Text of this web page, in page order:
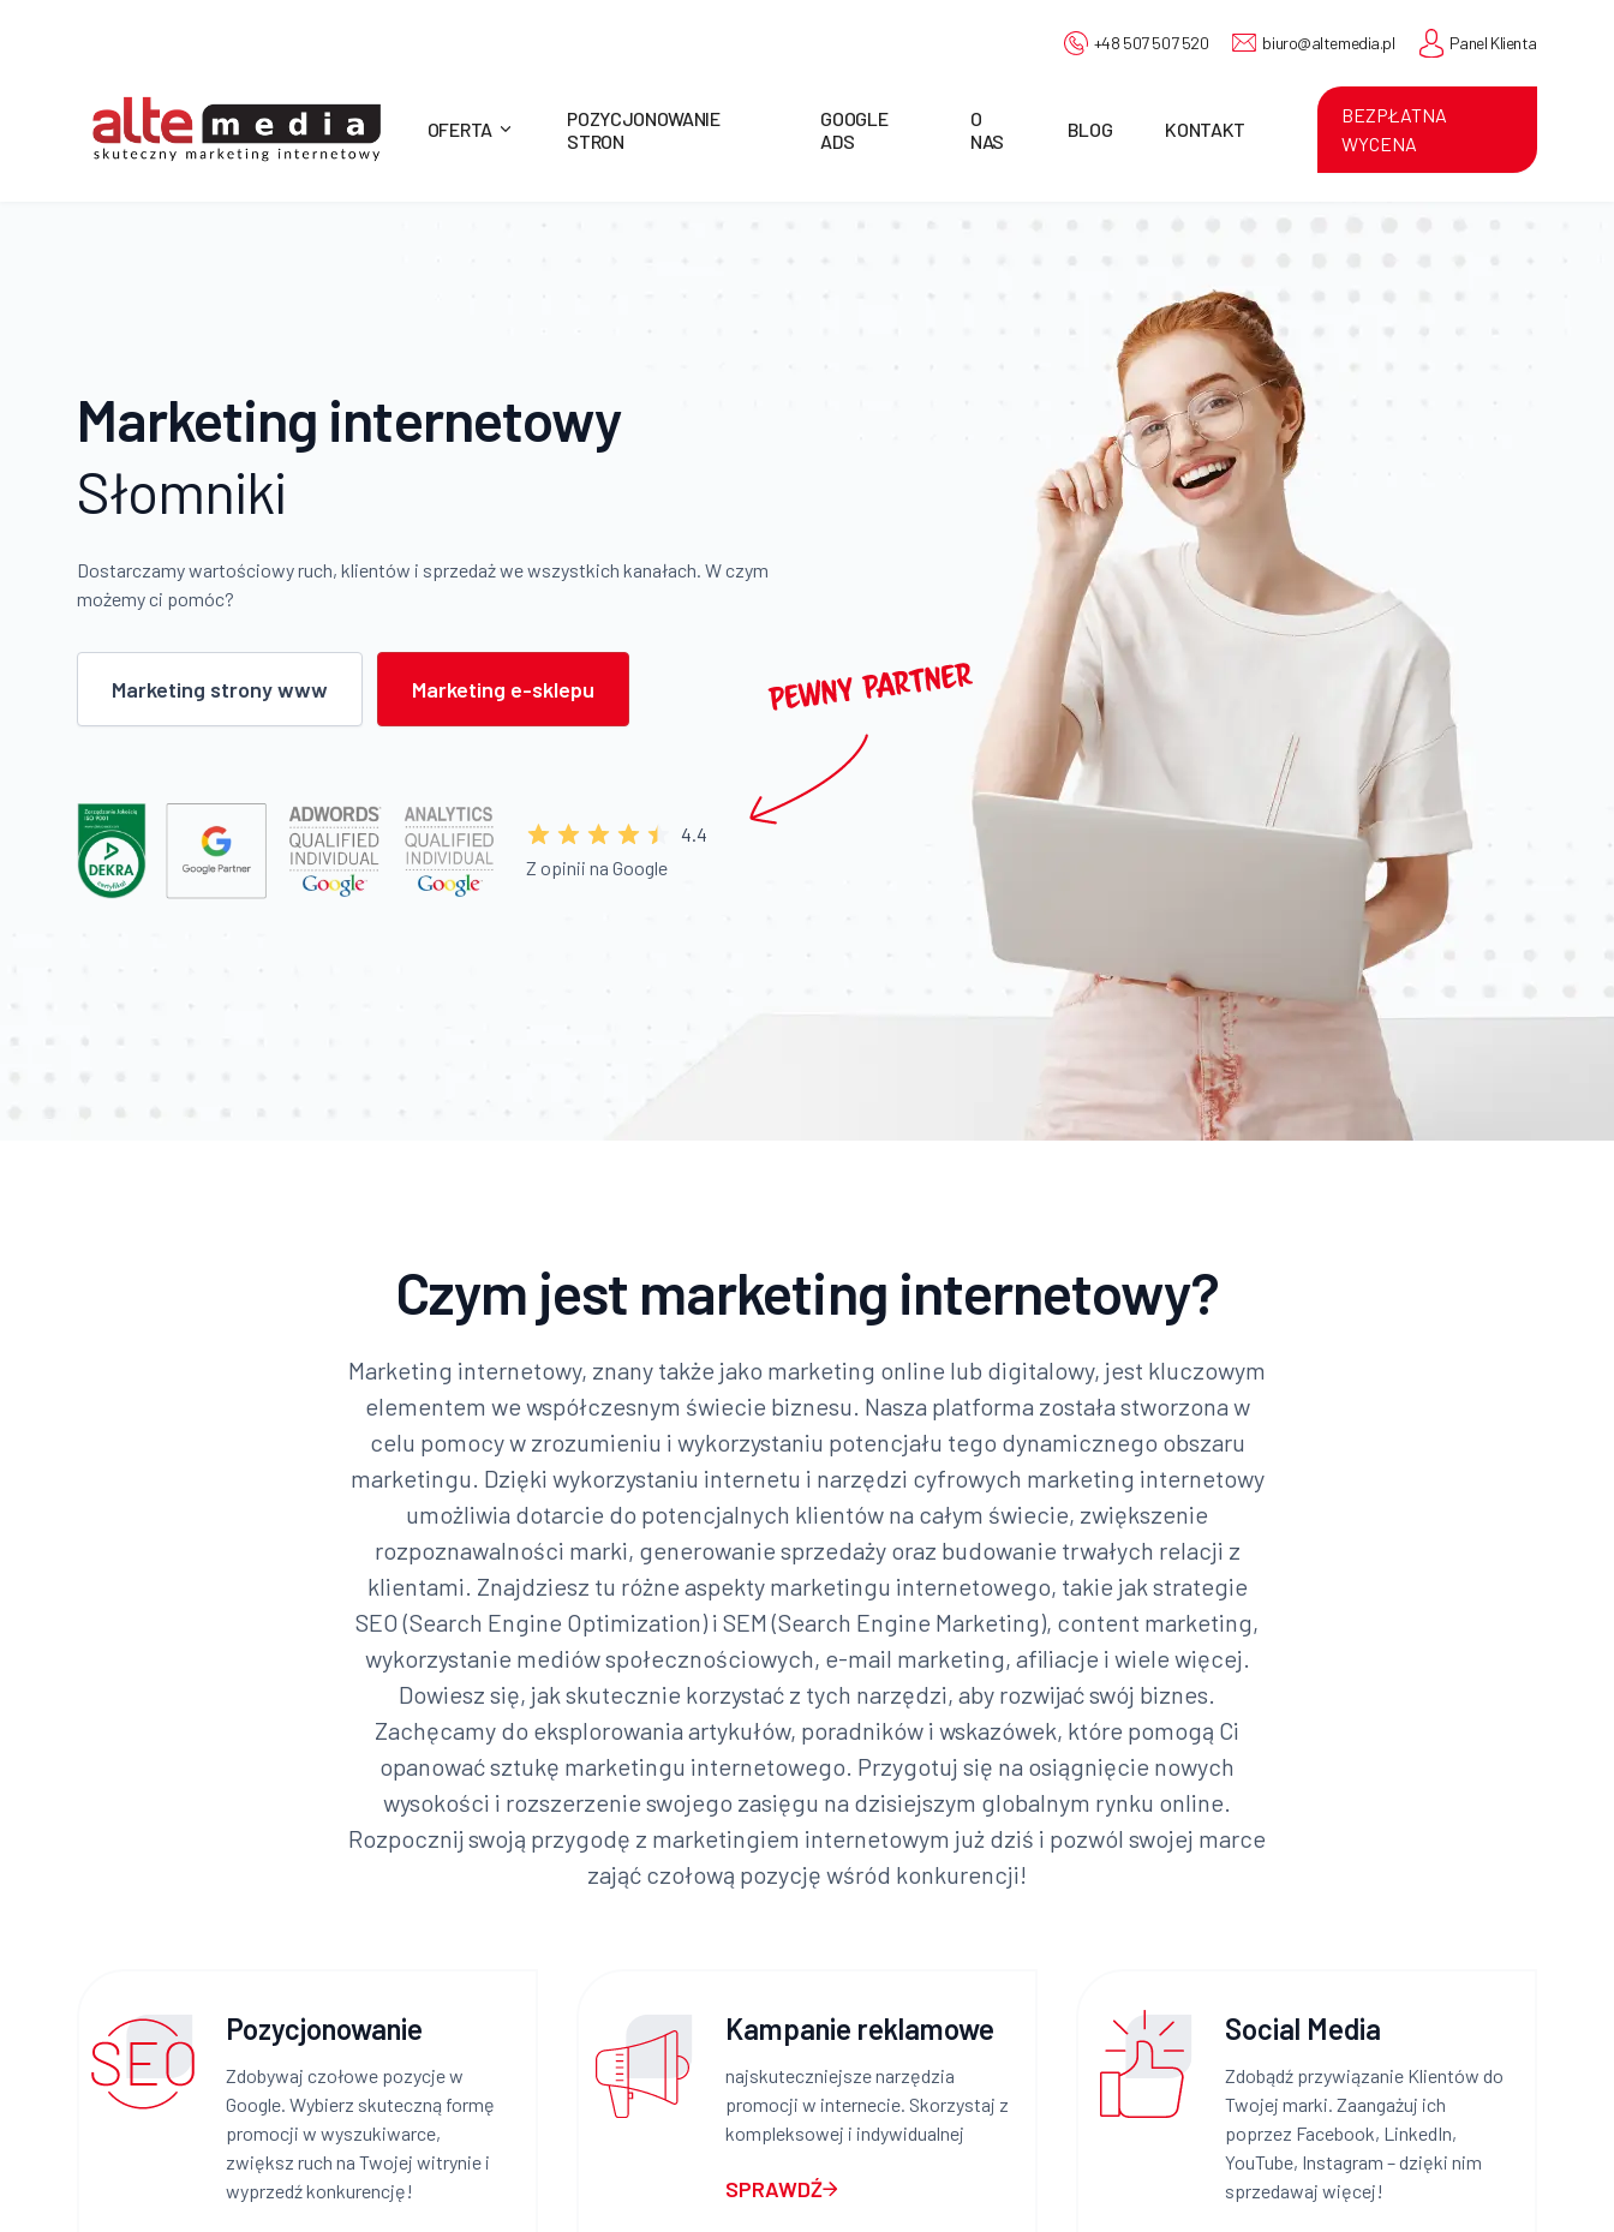
+48 507 507 520 biuro@altemedia.pl Panel Klienta
OFERTA
POZYCJONOWANIE
STRON
GOOGLE
ADS
O
NAS
BLOG KONTAKT
BEZPŁATNA
WYCENA
Marketing internetowy
Słomniki
Dostarczamy wartościowy ruch, klientów i sprzedaż we wszystkich kanałach. W czym
możemy ci pomóc?
Marketing strony www Marketing e-sklepu
4.4
Z opinii na Google
Czym jest marketing internetowy?
Marketing internetowy, znany także jako marketing online lub digitalowy, jest kluczowym
elementem we współczesnym świecie biznesu. Nasza platforma została stworzona w
celu pomocy w zrozumieniu i wykorzystaniu potencjału tego dynamicznego obszaru
marketingu. Dzięki wykorzystaniu internetu i narzędzi cyfrowych marketing internetowy
umożliwia dotarcie do potencjalnych klientów na całym świecie, zwiększenie
rozpoznawalności marki, generowanie sprzedaży oraz budowanie trwałych relacji z
klientami. Znajdziesz tu różne aspekty marketingu internetowego, takie jak strategie
SEO (Search Engine Optimization) i SEM (Search Engine Marketing), content marketing,
wykorzystanie mediów społecznościowych, e-mail marketing, afiliacje i wiele więcej.
Dowiesz się, jak skutecznie korzystać z tych narzędzi, aby rozwijać swój biznes.
Zachęcamy do eksplorowania artykułów, poradników i wskazówek, które pomogą Ci
opanować sztukę marketingu internetowego. Przygotuj się na osiągnięcie nowych
wysokości i rozszerzenie swojego zasięgu na dzisiejszym globalnym rynku online.
Rozpocznij swoją przygodę z marketingiem internetowym już dziś i pozwól swojej marce
zająć czołową pozycję wśród konkurencji!
Pozycjonowanie
Zdobywaj czołowe pozycje w
Google. Wybierz skuteczną formę
promocji w wyszukiwarce,
zwiększ ruch na Twojej witrynie i
wyprzedź konkurencję!
Kampanie reklamowe
najskuteczniejsze narzędzia
promocji w internecie. Skorzystaj z
kompleksowej i indywidualnej
SPRAWDŹ
Social Media
Zdobądź przywiązanie Klientów do
Twojej marki. Zaangażuj ich
poprzez Facebook, LinkedIn,
YouTube, Instagram – dzięki nim
sprzedawaj więcej!